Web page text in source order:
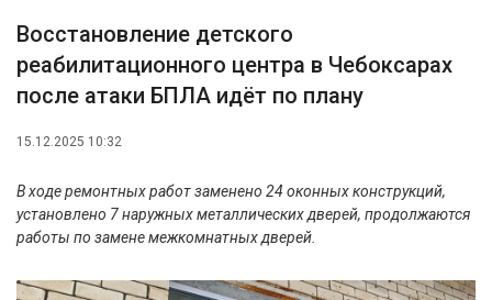
Восстановление детского
реабилитационного центра в Чебоксарах
после атаки БПЛА идёт по плану
15.12.2025 10:32
В ходе ремонтных работ заменено 24 оконных конструкций,
установлено 7 наружных металлических дверей, продолжаются
работы по замене межкомнатных дверей.